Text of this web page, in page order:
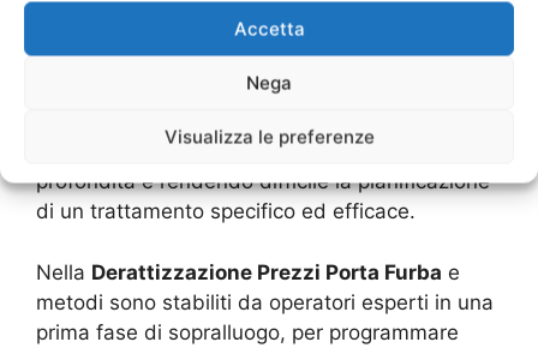
Accetta
Nega
Visualizza le preferenze
Ratti e topi infestano abitualmente strutture di
fabbriche e centri urbani, insinuandosi in
profondità e rendendo difficile la pianificazione
di un trattamento specifico ed efficace.
Nella Derattizzazione Prezzi Porta Furba e
metodi sono stabiliti da operatori esperti in una
prima fase di sopralluogo, per programmare